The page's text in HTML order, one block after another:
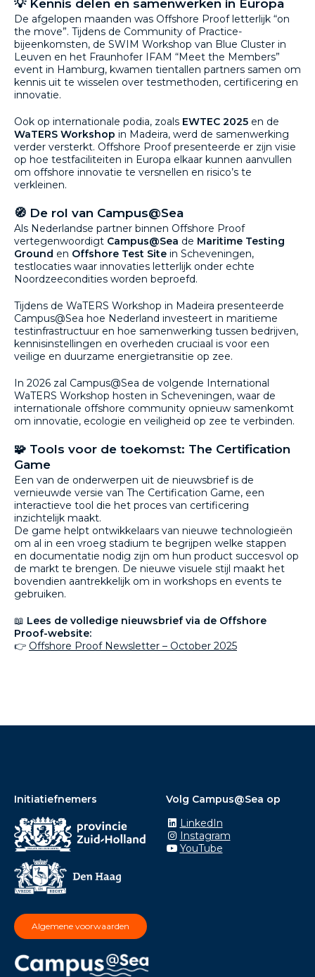
💡 Kennis delen en samenwerken in Europa
De afgelopen maanden was Offshore Proof letterlijk “on
the move”. Tijdens de Community of Practice-
bijeenkomsten, de SWIM Workshop van Blue Cluster in
Leuven en het Fraunhofer IFAM “Meet the Members”
event in Hamburg, kwamen tientallen partners samen om
kennis uit te wisselen over testmethoden, certificering en
innovatie.
Ook op internationale podia, zoals EWTEC 2025 en de
WaTERS Workshop in Madeira, werd de samenwerking
verder versterkt. Offshore Proof presenteerde er zijn visie
op hoe testfaciliteiten in Europa elkaar kunnen aanvullen
om offshore innovatie te versnellen en risico’s te
verkleinen.
🧭 De rol van Campus@Sea
Als Nederlandse partner binnen Offshore Proof
vertegenwoordigt Campus@Sea de Maritime Testing
Ground en Offshore Test Site in Scheveningen,
testlocaties waar innovaties letterlijk onder echte
Noordzeecondities worden beproefd.
Tijdens de WaTERS Workshop in Madeira presenteerde
Campus@Sea hoe Nederland investeert in maritieme
testinfrastructuur en hoe samenwerking tussen bedrijven,
kennisinstellingen en overheden cruciaal is voor een
veilige en duurzame energietransitie op zee.
In 2026 zal Campus@Sea de volgende International
WaTERS Workshop hosten in Scheveningen, waar de
internationale offshore community opnieuw samenkomt
om innovatie, ecologie en veiligheid op zee te verbinden.
🧩 Tools voor de toekomst: The Certification
Game
Een van de onderwerpen uit de nieuwsbrief is de
vernieuwde versie van The Certification Game, een
interactieve tool die het proces van certificering
inzichtelijk maakt.
De game helpt ontwikkelaars van nieuwe technologieën
om al in een vroeg stadium te begrijpen welke stappen
en documentatie nodig zijn om hun product succesvol op
de markt te brengen. De nieuwe visuele stijl maakt het
bovendien aantrekkelijk om in workshops en events te
gebruiken.
📖 Lees de volledige nieuwsbrief via de Offshore
Proof-website:
👉 Offshore Proof Newsletter – October 2025
Initiatiefnemers
Algemene voorwaarden
Volg Campus@Sea op
LinkedIn
Instagram
YouTube